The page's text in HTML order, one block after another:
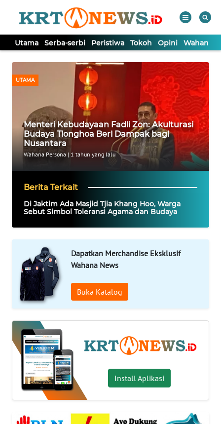
Utama Serba-serbi Peristiwa Tokoh Opini Wahana
UTAMA
Menteri Kebudayaan Fadli Zon: Akulturasi
Budaya Tionghoa Beri Dampak bagi
Nusantara
Wahana Persona | 1 tahun yang lalu
Berita Terkait
Di Jaktim Ada Masjid Tjia Khang Hoo, Warga
Sebut Simbol Toleransi Agama dan Budaya
Dapatkan Merchandise Eksklusif
Wahana News
Buka Katalog
Install Aplikasi
Tutup
SERBA-
SERBI
WAHANA
INFRASTRUKTUR
WAHANA
TANI
WAHANA
TRAVEL
WAHANA
SPORT
UMKM